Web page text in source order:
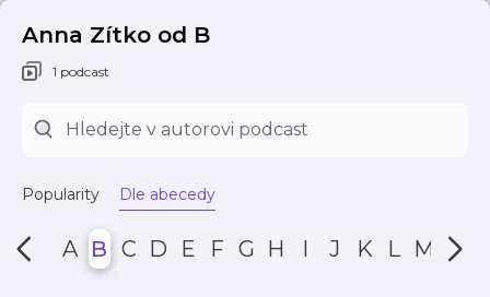
Anna Zítko od B
1 podcast
Popularity Dle abecedy
A B C D E F G H I J K L M N